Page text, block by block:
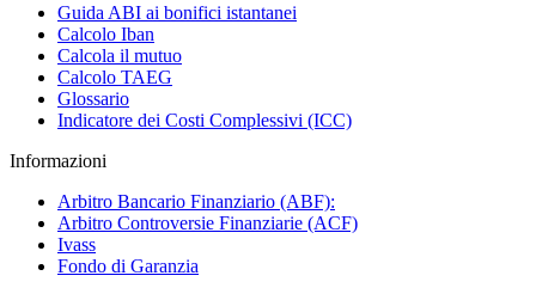
Guida ABI ai bonifici istantanei
Calcolo Iban
Calcola il mutuo
Calcolo TAEG
Glossario
Indicatore dei Costi Complessivi (ICC)
Informazioni
Arbitro Bancario Finanziario (ABF):
Arbitro Controversie Finanziarie (ACF)
Ivass
Fondo di Garanzia